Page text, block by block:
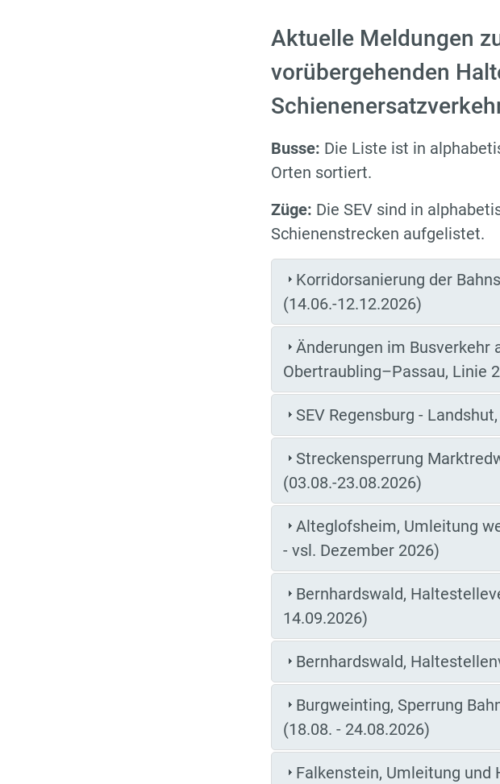
Aktuelle Meldungen
vorübergehenden
Busse: Die Liste ist in
Orten sortiert.
Züge: Die SEV sind in
Schienenstrecken aufgelistet.
Korridorsanierung der
(14.06.-12.12.2026)
Änderungen im Busverkehr
Obertraubling–Passau, Linie
SEV Regensburg -
Streckensperrung
(03.08.-23.08.2026)
Alteglofsheim, Umleitung
- vsl. Dezember 2026)
Bernhardswald,
14.09.2026)
Bernhardswald,
Burgweinting, Sperrung
(18.08. - 24.08.2026)
Falkenstein, Umleitung und